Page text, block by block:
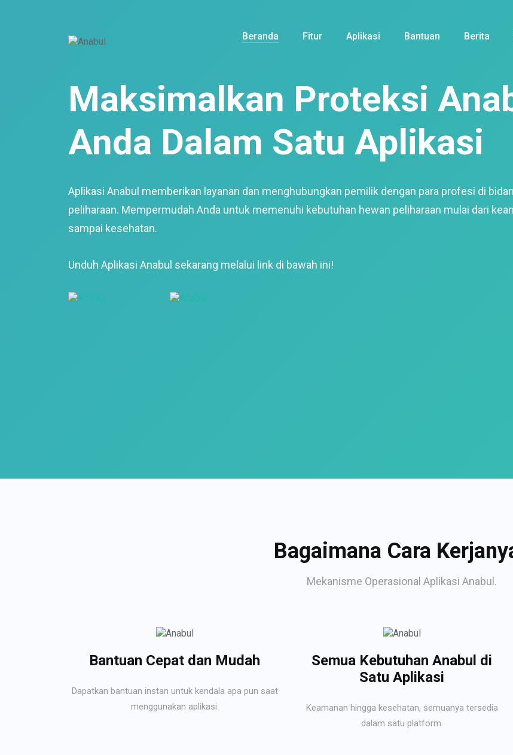
Beranda Fitur Aplikasi Bantuan Berita
Maksimalkan Proteksi
Anda Dalam Satu Aplikasi
Aplikasi Anabul memberikan layanan dan menghubungkan pemilik dengan para profesi di
peliharaan. Mempermudah Anda untuk memenuhi kebutuhan hewan peliharaan mulai dari
sampai kesehatan.
Unduh Aplikasi Anabul sekarang melalui link di bawah ini!
Bagaimana Cara
Mekanisme Operasional Aplikasi Anabul.
Bantuan Cepat dan Mudah
Dapatkan bantuan instan untuk kendala apa pun saat
menggunakan aplikasi.
Semua Kebutuhan Anabul di
Satu Aplikasi
Keamanan hingga kesehatan, semuanya tersedia
dalam satu platform.